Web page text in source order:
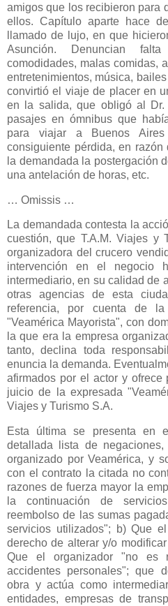
amigos que los recibieron para
ellos. Capítulo aparte hace
llamado de lujo, en que
Asunción. Denuncian
comodidades, malas comidas,
entretenimientos, música,
convirtió el viaje de placer en
en la salida, que obligó al
pasajes en ómnibus que
para viajar a Buenos
consiguiente pérdida, en
la demandada la postergación
una antelación de horas, etc.
… Omissis …
La demandada contesta la
cuestión, que T.A.M. Viajes y
organizadora del crucero
intervención en el
intermediario, en su calidad de
otras agencias de esta
referencia, por cuenta de
"Veamérica Mayorista", con
la que era la empresa
tanto, declina toda
enuncia la demanda.
afirmados por el actor y ofrece
juicio de la expresada
Viajes y Turismo S.A.
Esta última se presenta en
detallada lista de
organizado por Veamérica, y
con el contrato la citada no
razones de fuerza mayor la
la continuación de
reembolso de las sumas
servicios utilizados"; b) Que
derecho de alterar y/o
Que el organizador "no es
accidentes personales"; que
obra y actúa como
entidades, empresas de